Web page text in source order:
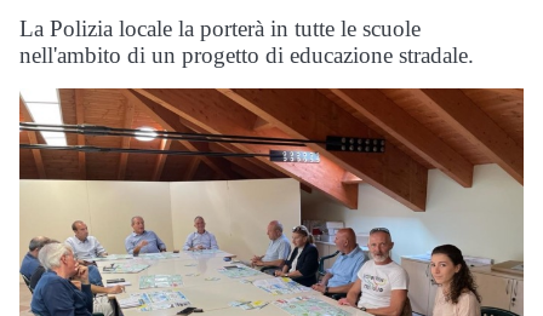
La Polizia locale la porterà in tutte le scuole
nell'ambito di un progetto di educazione stradale.